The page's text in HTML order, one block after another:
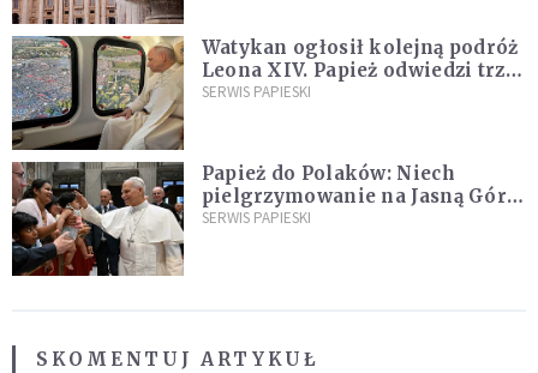
Watykan ogłosił kolejną podróż
Leona XIV. Papież odwiedzi trzy
kraje Ameryki Południowej
SERWIS PAPIESKI
Papież do Polaków: Niech
pielgrzymowanie na Jasną Górę
umocni wiarę i nadzieję
SERWIS PAPIESKI
SKOMENTUJ ARTYKUŁ